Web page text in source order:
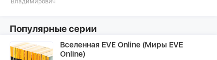
Популярные серии
Вселенная EVE Online (Миры EVE
Online)